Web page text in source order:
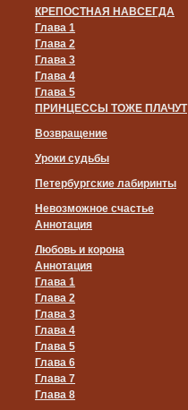
КРЕПОСТНАЯ НАВСЕГДА
Глава 1
Глава 2
Глава 3
Глава 4
Глава 5
ПРИНЦЕССЫ ТОЖЕ ПЛАЧУТ
Возвращение
Уроки судьбы
Петербургские лабиринты
Невозможное счастье
Аннотация
Любовь и корона
Аннотация
Глава 1
Глава 2
Глава 3
Глава 4
Глава 5
Глава 6
Глава 7
Глава 8